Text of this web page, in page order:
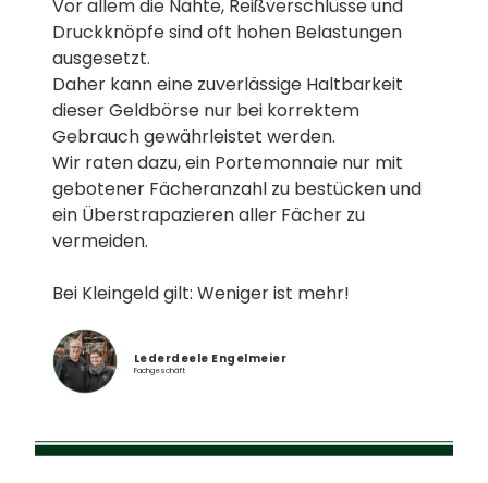
Vor allem die Nähte, Reißverschlüsse und
Druckknöpfe sind oft hohen Belastungen
ausgesetzt.
Daher kann eine zuverlässige Haltbarkeit
dieser Geldbörse nur bei korrektem
Gebrauch gewährleistet werden.
Wir raten dazu, ein Portemonnaie nur mit
gebotener Fächeranzahl zu bestücken und
ein Überstrapazieren aller Fächer zu
vermeiden.
Bei Kleingeld gilt: Weniger ist mehr!
Lederdeele Engelmeier
Fachgeschäft